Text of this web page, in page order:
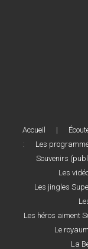
Accueil |
:
Les
Souvenirs
Les
Les jingles
Les héros aiment
Le
La